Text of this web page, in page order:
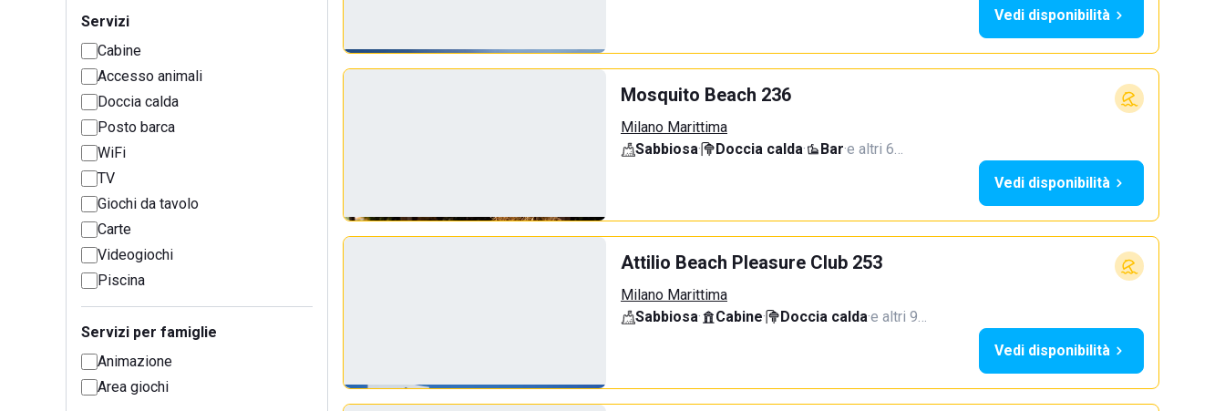
Servizi
Cabine
Accesso animali
Doccia calda
Posto barca
WiFi
TV
Giochi da tavolo
Carte
Videogiochi
Piscina
Servizi per famiglie
Animazione
Area giochi
Vedi disponibilità
Mosquito Beach 236
Milano Marittima
Sabbiosa· Doccia calda· Bar·e altri 6…
Vedi disponibilità
Attilio Beach Pleasure Club 253
Milano Marittima
Sabbiosa· Cabine· Doccia calda·e altri 9…
Vedi disponibilità